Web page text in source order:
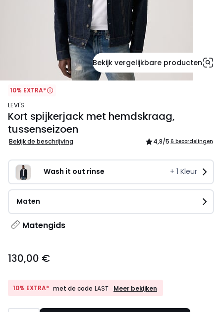
Bekijk vergelijkbare producten
10% EXTRA*
LEVI'S
Kort spijkerjack met hemdskraag,
tussenseizoen
Bekijk de beschrijving 4,8/5 6 beoordelingen
Wash it out rinse + 1 Kleur
Maten
Matengids
€.
130,00 €
10% EXTRA* met de code LAST
10%
Meer bekijken